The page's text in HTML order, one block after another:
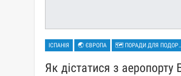
ІСПАНІЯ 🌏 ЄВРОПА 🗺 ПОРАДИ
Як дістатися з аеропорту